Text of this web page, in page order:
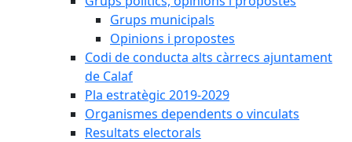
Grups municipals
Opinions i propostes
Codi de conducta alts càrrecs ajuntament
de Calaf
Pla estratègic 2019-2029
Organismes dependents o vinculats
Resultats electorals